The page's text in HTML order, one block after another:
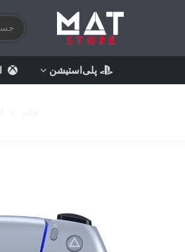
پلی‌استیشن